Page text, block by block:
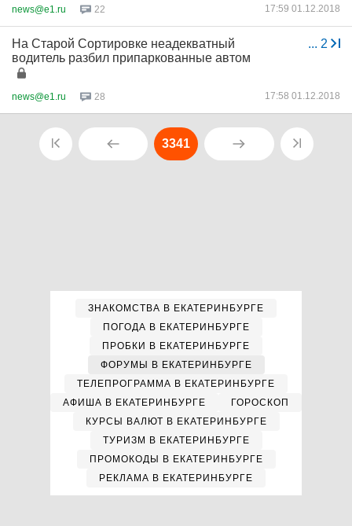
news@e1.ru 22 17:59 01.12.2018
... 2
На Старой Сортировке неадекватный
водитель разбил припаркованные автом
news@e1.ru 28 17:58 01.12.2018
3341
ЗНАКОМСТВА В ЕКАТЕРИНБУРГЕ
ПОГОДА В ЕКАТЕРИНБУРГЕ
ПРОБКИ В ЕКАТЕРИНБУРГЕ
ФОРУМЫ В ЕКАТЕРИНБУРГЕ
ТЕЛЕПРОГРАММА В ЕКАТЕРИНБУРГЕ
АФИША В ЕКАТЕРИНБУРГЕ
ГОРОСКОП
КУРСЫ ВАЛЮТ В ЕКАТЕРИНБУРГЕ
ТУРИЗМ В ЕКАТЕРИНБУРГЕ
ПРОМОКОДЫ В ЕКАТЕРИНБУРГЕ
РЕКЛАМА В ЕКАТЕРИНБУРГЕ